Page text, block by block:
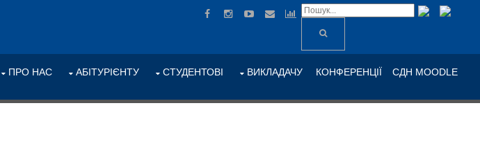
ПРО НАС АБІТУРІЄНТУ СТУДЕНТОВІ ВИКЛАДАЧУ КОНФЕРЕНЦІЇ СДН MOODLE